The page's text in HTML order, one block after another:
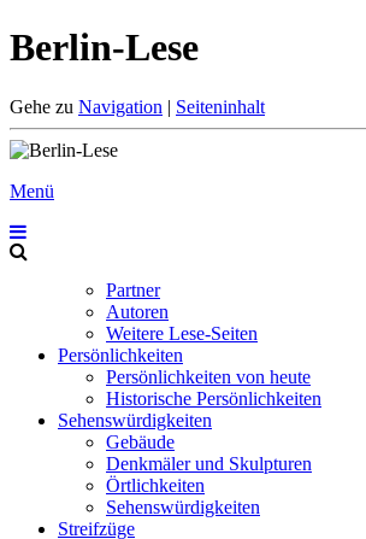
Berlin-Lese
Gehe zu Navigation | Seiteninhalt
Menü
Partner
Autoren
Weitere Lese-Seiten
Persönlichkeiten
Persönlichkeiten von heute
Historische Persönlichkeiten
Sehenswürdigkeiten
Gebäude
Denkmäler und Skulpturen
Örtlichkeiten
Sehenswürdigkeiten
Streifzüge